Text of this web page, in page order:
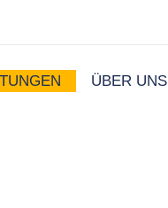
ÜBER UNS